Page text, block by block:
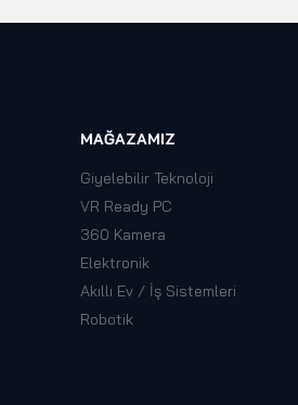
MAĞAZAMIZ
Giyelebilir Teknoloji
VR Ready PC
360 Kamera
Elektronik
Akıllı Ev / İş Sistemleri
Robotik